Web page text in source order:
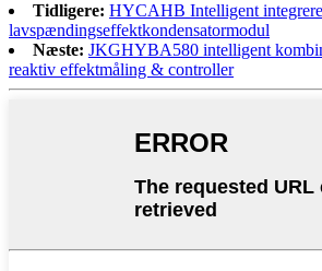
Tidligere: HYCAHB Intelligent
lavspændingseffektkondensatormodul
Næste: JKGHYBA580 intelligent
reaktiv effektmåling & controller